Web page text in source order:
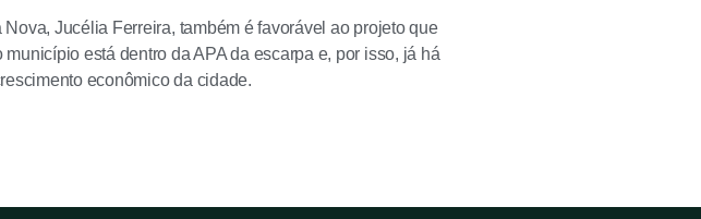
Jucélia Ferreira, também é favorável ao projeto que
está dentro da APA da escarpa e, por isso, já há
econômico da cidade.